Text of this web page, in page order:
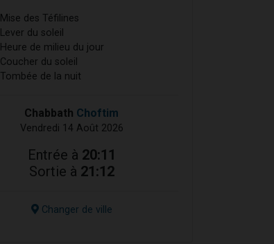
Mise des Téfilines
Lever du soleil
Heure de milieu du jour
Coucher du soleil
Tombée de la nuit
Chabbath Choftim
Vendredi 14 Août 2026
Entrée à 20:11
Sortie à 21:12
Changer de ville